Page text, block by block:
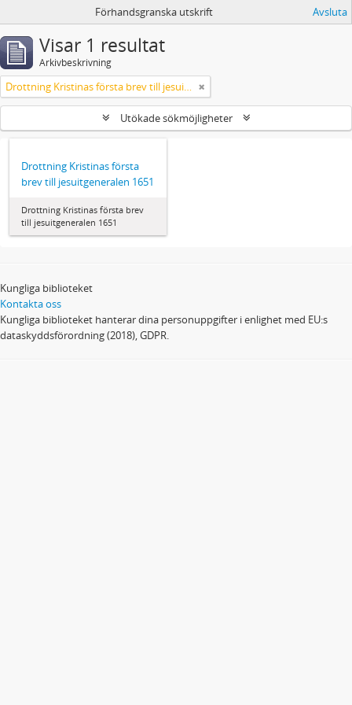
Förhandsgranska utskrift Avsluta
Visar 1 resultat
Arkivbeskrivning
Drottning Kristinas första brev till jesuitgeneralen 1651
Utökade sökmöjligheter
Drottning Kristinas första
brev till jesuitgeneralen 1651
Drottning Kristinas första brev
till jesuitgeneralen 1651
Kungliga biblioteket
Kontakta oss
Kungliga biblioteket hanterar dina personuppgifter i enlighet med EU:s
dataskyddsförordning (2018), GDPR.